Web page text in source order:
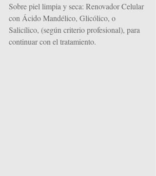
Sobre piel limpia y seca: Renovador Celular
con Ácido Mandélico, Glicólico, o
Salicílico, (según criterio profesional), para
continuar con el tratamiento.